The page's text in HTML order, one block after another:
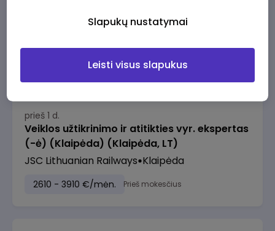
prieš 1 d.
Veiklos užtikrinimo ir atitikties vyr. ekspertas
(-ė) (Klaipėda) (Klaipėda, LT)
JSC Lithuanian Railways Klaipėda
2610 - 3910 €/mėn. Prieš mokesčius
Slapukų nustatymai
Leisti visus slapukus